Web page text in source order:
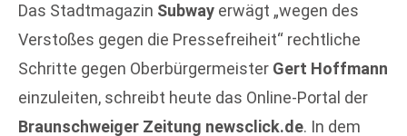
Das Stadtmagazin Subway erwägt „wegen des
Verstoßes gegen die Pressefreiheit“ rechtliche
Schritte gegen Oberbürgermeister Gert Hoffmann
einzuleiten, schreibt heute das Online-Portal der
Braunschweiger Zeitung newsclick.de. In dem